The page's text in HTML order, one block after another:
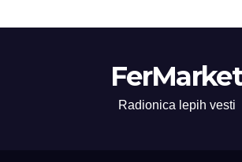
FerMarket
Radionica lepih vesti